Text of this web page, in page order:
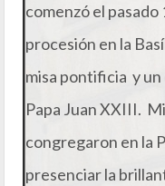
comenzó el
procesión en la
misa pontificia y
Papa Juan XXIII.
congregaron en la
presenciar la